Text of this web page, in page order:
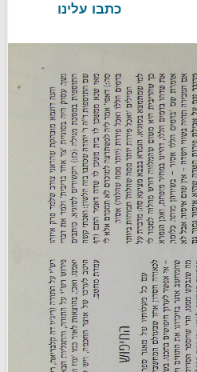
כתבו עלינו